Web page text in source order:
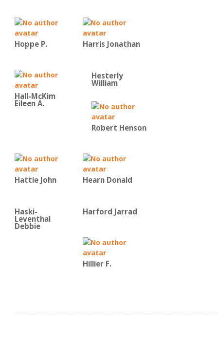
Hoppe P. Harris Jonathan
Hall-McKim
Eileen A.
Hesterly
William
Robert Henson
Hattie John Hearn Donald
Haski-
Leventhal
Debbie
Harford Jarrad
Hillier F.